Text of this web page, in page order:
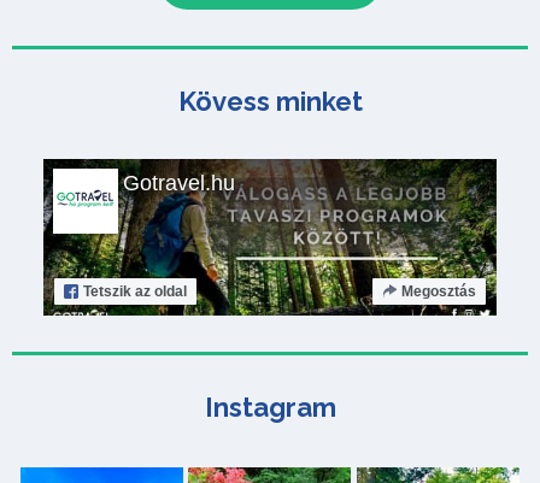
Kövess minket
Gotravel.hu
Tetszik az oldal Megosztás
Instagram